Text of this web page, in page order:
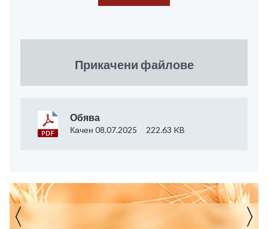
Прикачени файлове
Обява
Качен 08.07.2025 222.63 KB